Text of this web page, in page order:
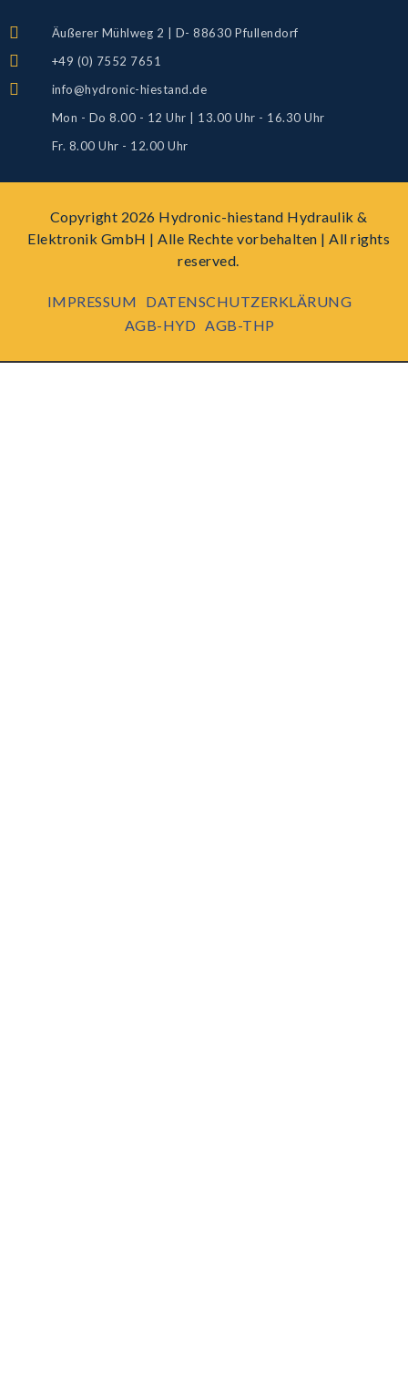
Äußerer Mühlweg 2 | D- 88630 Pfullendorf
+49 (0) 7552 7651
info@hydronic-hiestand.de
Mon - Do 8.00 - 12 Uhr | 13.00 Uhr - 16.30 Uhr
Fr. 8.00 Uhr - 12.00 Uhr
Copyright 2026 Hydronic-hiestand Hydraulik &
Elektronik GmbH | Alle Rechte vorbehalten | All rights
reserved.
IMPRESSUM
DATENSCHUTZERKLÄRUNG
AGB-HYD AGB-THP